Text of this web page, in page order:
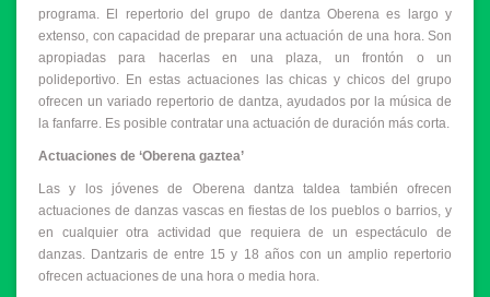
programa. El repertorio del grupo de dantza Oberena es largo y
extenso, con capacidad de preparar una actuación de una hora. Son
apropiadas para hacerlas en una plaza, un frontón o un
polideportivo. En estas actuaciones las chicas y chicos del grupo
ofrecen un variado repertorio de dantza, ayudados por la música de
la fanfarre. Es posible contratar una actuación de duración más corta.
Actuaciones de ‘Oberena gaztea’
Las y los jóvenes de Oberena dantza taldea también ofrecen
actuaciones de danzas vascas en fiestas de los pueblos o barrios, y
en cualquier otra actividad que requiera de un espectáculo de
danzas. Dantzaris de entre 15 y 18 años con un amplio repertorio
ofrecen actuaciones de una hora o media hora.